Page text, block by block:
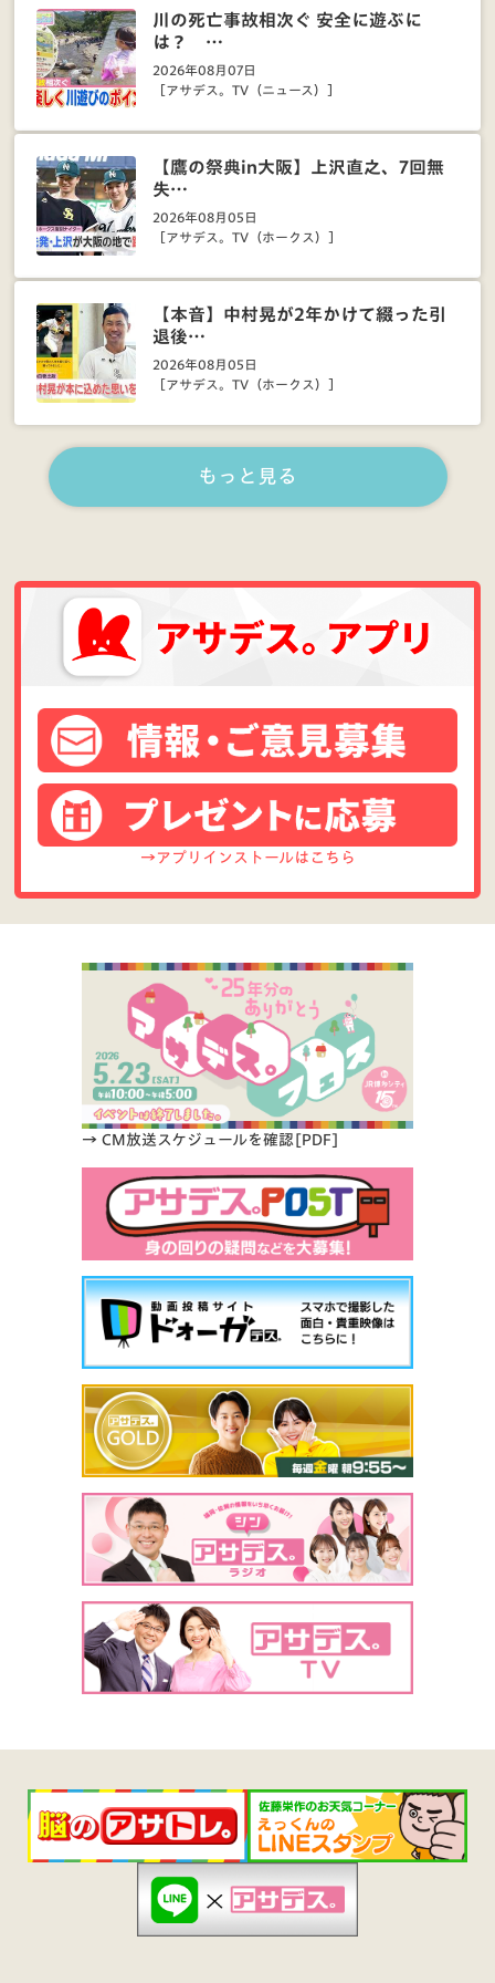
川の死亡事故相次ぐ 安全に遊ぶに
は？ …
2026年08月07日
［アサデス。TV（ニュース）］
【鷹の祭典in大阪】上沢直之、7回無
失…
2026年08月05日
［アサデス。TV（ホークス）］
【本音】中村晃が2年かけて綴った引
退後…
2026年08月05日
［アサデス。TV（ホークス）］
もっと見る
→アプリインストールはこちら
→ CM放送スケジュールを確認[PDF]